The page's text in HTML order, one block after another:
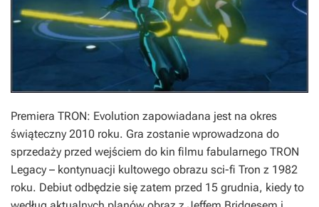
Premiera TRON: Evolution zapowiadana jest na okres
świąteczny 2010 roku. Gra zostanie wprowadzona do
sprzedaży przed wejściem do kin filmu fabularnego TRON
Legacy – kontynuacji kultowego obrazu sci-fi Tron z 1982
roku. Debiut odbędzie się zatem przed 15 grudnia, kiedy to